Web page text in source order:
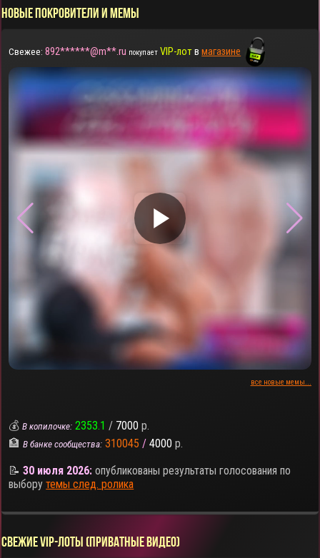
НОВЫЕ ПОКРОВИТЕЛИ И МЕМЫ
Свежее: 892******@m**.ru покупает VIP-лотвмагазине
▶
все новые мемы...
💰В копилочке: 2353.1 / 7000 р.
🏦В банке сообщества: 310045 / 4000 р.
📝30 июля 2026: опубликованы результаты голосования по
выборутемы след. ролика
СВЕЖИЕ VIP-ЛОТЫ (ПРИВАТНЫЕ ВИДЕО)